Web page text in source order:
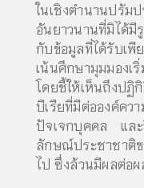
ในเชิงตำนานปรัม
อันยาวนานที่มิได้
กับข้อมูลที่ได้รับเพี
เน้นศึกษามุมมองเ
โดยชี้ให้เห็นถึงปฏิ
บีเรียที่มีต่อองค์ค
ปัจเจกบุคคล แล
ลักษณ์ประชาชาติข
ไป ซึ่งล้วนมีผลต่อ